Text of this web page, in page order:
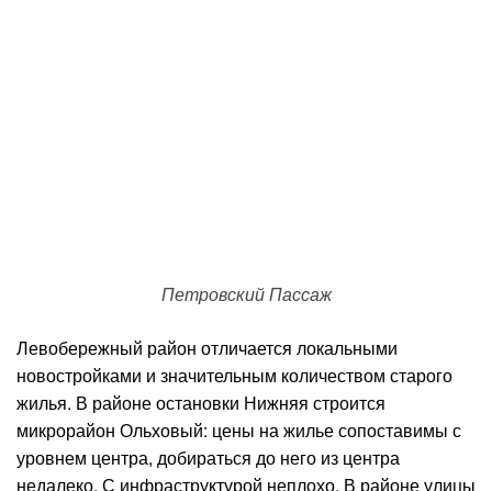
Петровский Пассаж
Левобережный район отличается локальными
новостройками и значительным количеством старого
жилья. В районе остановки Нижняя строится
микрорайон Ольховый: цены на жилье сопоставимы с
уровнем центра, добираться до него из центра
недалеко. С инфраструктурой неплохо. В районе улицы